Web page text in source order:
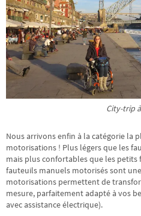
City-trip
Nous arrivons enfin à la catégorie la
motorisations ! Plus légers que les
mais plus confortables que les
fauteuils manuels motorisés sont
motorisations permettent de
mesure, parfaitement adapté à vos
avec assistance électrique).